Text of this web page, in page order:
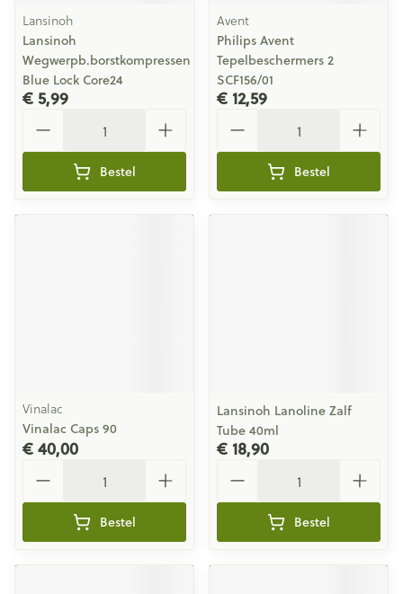
Lansinoh
Lansinoh
Wegwerpb.borstkompressen
Blue Lock Core24
€ 5,99
Bestel
Avent
Philips Avent
Tepelbeschermers 2
SCF156/01
€ 12,59
Bestel
Vinalac
Vinalac Caps 90
€ 40,00
Bestel
Lansinoh Lanoline Zalf
Tube 40ml
€ 18,90
Bestel